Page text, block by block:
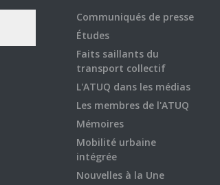
Communiqués de presse
Études
Faits saillants du
transport collectif
L'ATUQ dans les médias
Les membres de l'ATUQ
Mémoires
Mobilité urbaine
intégrée
Nouvelles à la Une